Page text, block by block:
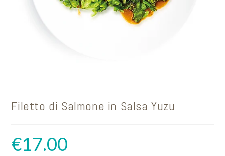
Filetto di Salmone in Salsa Yuzu
€17.00